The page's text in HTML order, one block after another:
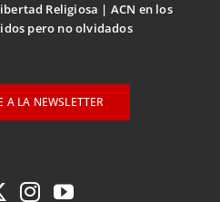
Religiosa
ACN en los
pero no olvidados
A LA NEWSLETTER